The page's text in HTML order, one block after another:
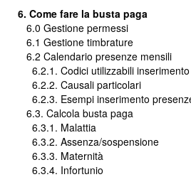
6. Come fare la busta paga
6.0 Gestione permessi
6.1 Gestione timbrature
6.2 Calendario presenze mensili
6.2.1. Codici utilizzabili inserimento
6.2.2. Causali particolari
6.2.3. Esempi inserimento
6.3. Calcola busta paga
6.3.1. Malattia
6.3.2. Assenza/sospensione
6.3.3. Maternità
6.3.4. Infortunio